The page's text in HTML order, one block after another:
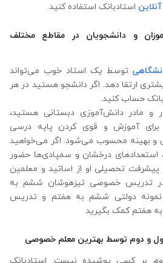
استادبانک استفاده کنید.
و دانشجویان در مقاطع مختلف
توسط یک استاد خوب می‌تواند
ارتقا دهد. اگر دانشجو هستید در هر
حساب کنید.
و مادر دانش‌آموزی دبستانی هستید،
برای آموزش و قوی کردن پایه درسی
و بهینه محسوب می‌شود. اگر می‌خواهید
استعدادهای درخشان و سمپادی‌ها حضور
پیشرفت تحصیلی او از اساتید و معلمین
در تدریس خصوصی تیزهوشان ششم به
دولتی ششم به هفتم و تدریس
هفتم کمک بگیرید
و دوم توسط بهترین معلم خصوصی